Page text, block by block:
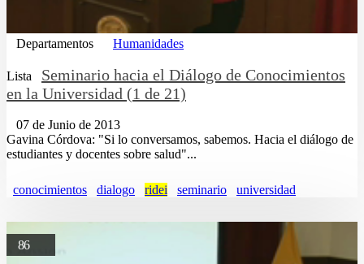
Departamentos Humanidades
Lista
Seminario hacia el Diálogo de Conocimientos
en la Universidad (1 de 21)
07 de Junio de 2013
Gavina Córdova: "Si lo conversamos, sabemos. Hacia el diálogo de
estudiantes y docentes sobre salud"...
conocimientos dialogo ridei seminario universidad
86